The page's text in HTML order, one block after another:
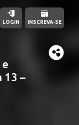
13 –
LOGIN INSCREVA-SE